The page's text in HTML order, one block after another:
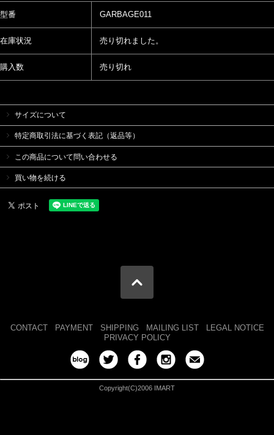
型番 GARBAGE011
在庫状況 売り切れました。
購入数 売り切れ
サイズについて
特定商取引法に基づく表記（返品等）
この商品について問い合わせる
買い物を続ける
CONTACT PAYMENT SHIPPING MAILING LIST
LEGAL NOTICE
PRIVACY POLICY
Copyright(C)2006 IMART